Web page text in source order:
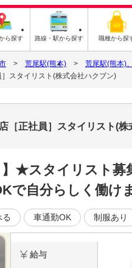
ら探す 路線・駅から探す 職種から探
荒尾駅(熊本) 荒尾駅(熊本)
スタイリスト(株式会社ハクブン)
［正社員］スタイリスト(
】★スタイリスト
で自分らしく働け
車通勤OK 制服あり
給与